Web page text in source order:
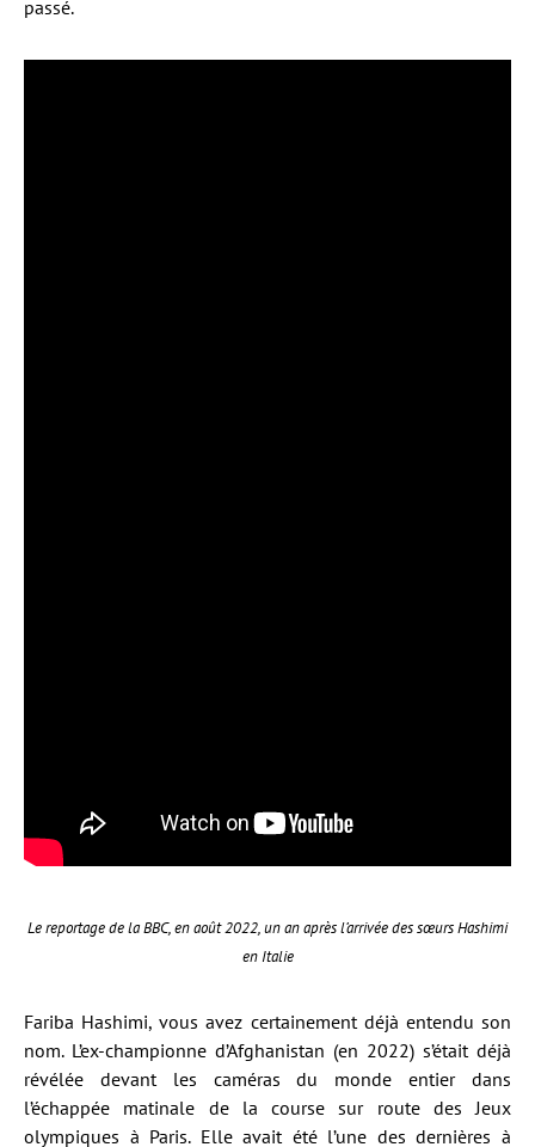
passé.
Le reportage de la BBC, en août 2022, un an après l’arrivée des sœurs Hashimi
en Italie
Fariba Hashimi, vous avez certainement déjà entendu son
nom. L’ex-championne d’Afghanistan (en 2022) s’était déjà
révélée devant les caméras du monde entier dans
l’échappée matinale de la course sur route des Jeux
olympiques à Paris. Elle avait été l’une des dernières à